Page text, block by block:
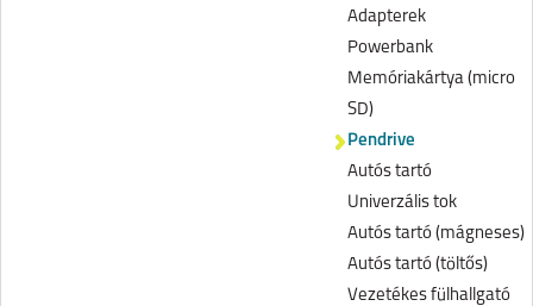
Adapterek
Powerbank
Memóriakártya (micro
SD)
Pendrive
Autós tartó
Univerzális tok
Autós tartó (mágneses)
Autós tartó (töltős)
Vezetékes fülhallgató